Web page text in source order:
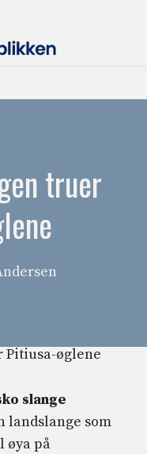
truer
slange
landslange som
øya på